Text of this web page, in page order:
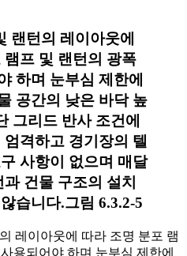
랜턴의 레이아웃에
램프 및 랜턴의 광폭
하며 눈부심 제한에
공간의 낮은 바닥 높
그리드 반사 조건에
격하고 경기장의 텔
사항이 없으며 매달
건물 구조의 설치
습니다.그림 6.3.2-5